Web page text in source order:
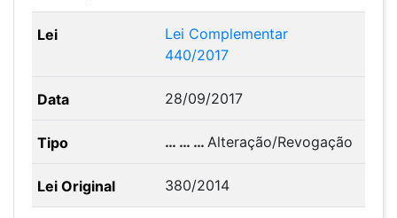
Lei Complementar
440/2017
28/09/2017
… … …Alteração/Revogação
380/2014